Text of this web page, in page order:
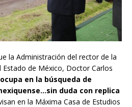
la Administración del rector de la
de México, Doctor Carlos
en la búsqueda de
duda con replica
en la Máxima Casa de Estudios